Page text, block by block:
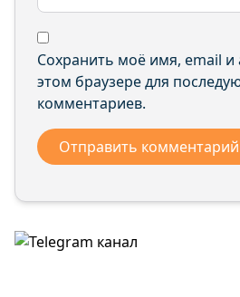
Сохранить моё имя, email и
этом браузере для
комментариев.